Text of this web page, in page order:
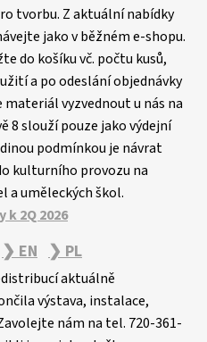
tvorbu. Z aktuální nabídky
jako v běžném e-shopu.
do košíku vč. počtu kusů,
a po odeslání objednávky
vyzvednout u nás na
8 slouží pouze jako výdejní
podmínkou je návrat
kulturního provozu na
a uměleckých škol.
2Q 2026
❯ EN ❯ PL
aktuálně
výstava, instalace,
nám na tel. 720-361-